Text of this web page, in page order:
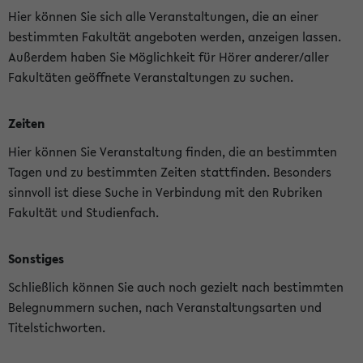
Hier können Sie sich alle Veranstaltungen, die an einer
bestimmten Fakultät angeboten werden, anzeigen lassen.
Außerdem haben Sie Möglichkeit für Hörer anderer/aller
Fakultäten geöffnete Veranstaltungen zu suchen.
Zeiten
Hier können Sie Veranstaltung finden, die an bestimmten
Tagen und zu bestimmten Zeiten stattfinden. Besonders
sinnvoll ist diese Suche in Verbindung mit den Rubriken
Fakultät und Studienfach.
Sonstiges
Schließlich können Sie auch noch gezielt nach bestimmten
Belegnummern suchen, nach Veranstaltungsarten und
Titelstichworten.